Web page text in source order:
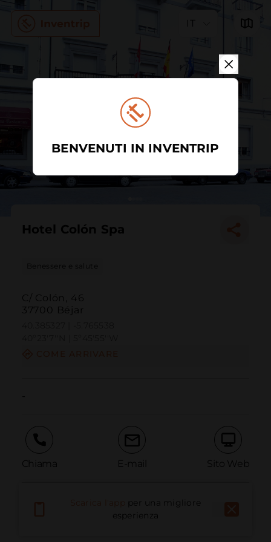
IT
Hotel Colón Spa
Benessere e salute
C/ Colón, 46
37700 Béjar
Chiama E-mail Sito Web
Segnala problemaper una migliore
esperienza
BENVENUTI IN INVENTRIP